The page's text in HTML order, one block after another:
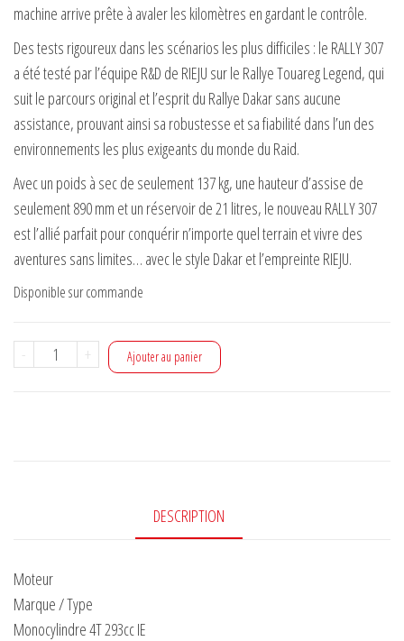
machine arrive prête à avaler les kilomètres en gardant le contrôle.
Des tests rigoureux dans les scénarios les plus difficiles : le RALLY 307
a été testé par l’équipe R&D de RIEJU sur le Rallye Touareg Legend, qui
suit le parcours original et l’esprit du Rallye Dakar sans aucune
assistance, prouvant ainsi sa robustesse et sa fiabilité dans l’un des
environnements les plus exigeants du monde du Raid.
Avec un poids à sec de seulement 137 kg, une hauteur d’assise de
seulement 890 mm et un réservoir de 21 litres, le nouveau RALLY 307
est l’allié parfait pour conquérir n’importe quel terrain et vivre des
aventures sans limites… avec le style Dakar et l’empreinte RIEJU.
Disponible sur commande
-
quantité+ Ajouter au panier
DESCRIPTION
Moteur
Marque / Type
Monocylindre 4T 293cc IE